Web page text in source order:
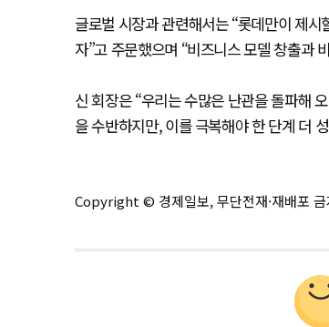
글로벌 시장과 관련해서는 “롯데만이 제
자”고 주문했으며 “비즈니스 모델 창출과
신 회장은 “우리는 수많은 난관을 돌파해
을 수반하지만, 이를 극복해야 한 단계 더
Copyright © 경제일보, 무단전재·재배포 금